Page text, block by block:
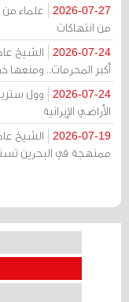
2026-07-27
علماء من
من انتهاكات
2026-07-24
الشيخ
أكبر المحرمات.. ومنعها
2026-07-24
وول
الأراضي الإيرانية
2026-07-19
الشيخ
ممنهجة في البحرين